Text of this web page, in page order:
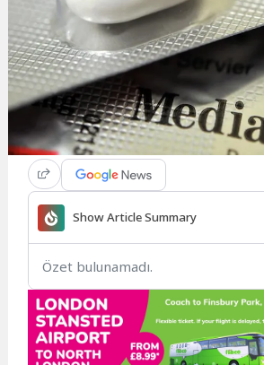
Show Article Summary
Özet bulunamadı.